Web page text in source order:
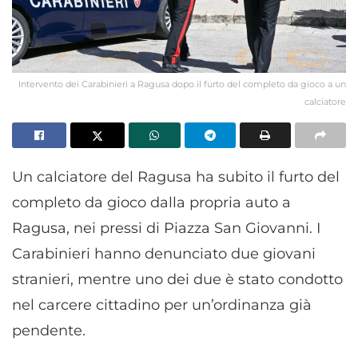
Intervento dei Carabinieri a Ragusa dopo il furto del completo da gioco a un
calciatore
Un calciatore del Ragusa ha subito il furto del
completo da gioco dalla propria auto a
Ragusa, nei pressi di Piazza San Giovanni. I
Carabinieri hanno denunciato due giovani
stranieri, mentre uno dei due è stato condotto
nel carcere cittadino per un’ordinanza già
pendente.